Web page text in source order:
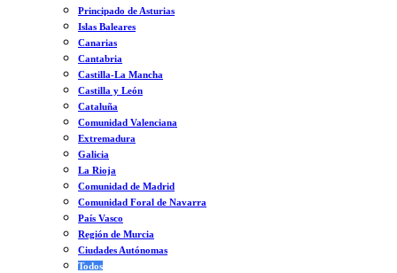
Principado de Asturias
Islas Baleares
Canarias
Cantabria
Castilla-La Mancha
Castilla y León
Cataluña
Comunidad Valenciana
Extremadura
Galicia
La Rioja
Comunidad de Madrid
Comunidad Foral de Navarra
País Vasco
Región de Murcia
Ciudades Autónomas
Todos